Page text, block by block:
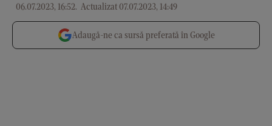
06.07.2023, 16:52. Actualizat 07.07.2023, 14:49
Adaugă-ne ca sursă preferată în Google